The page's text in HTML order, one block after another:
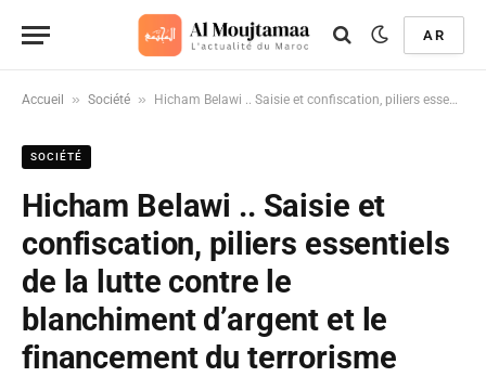
AR
Accueil » Société » Hicham Belawi .. Saisie et confiscation, piliers essentiels de la lutte contre le blanchiment d’argent et le financement du terrorisme
SOCIÉTÉ
Hicham Belawi .. Saisie et
confiscation, piliers essentiels
de la lutte contre le
blanchiment d’argent et le
financement du terrorisme